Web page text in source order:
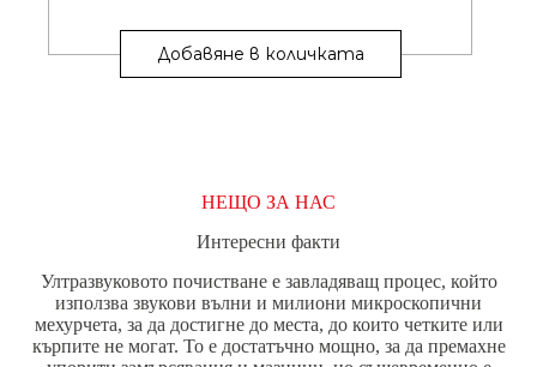
Добавяне в количката
НЕЩО ЗА НАС
Интересни факти
Ултразвуковото почистване е завладяващ процес, който
използва звукови вълни и милиони микроскопични
мехурчета, за да достигне до места, до които четките или
кърпите не могат. То е достатъчно мощно, за да премахне